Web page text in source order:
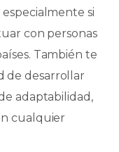
especialmente si
con personas
También te
de desarrollar
adaptabilidad,
cualquier